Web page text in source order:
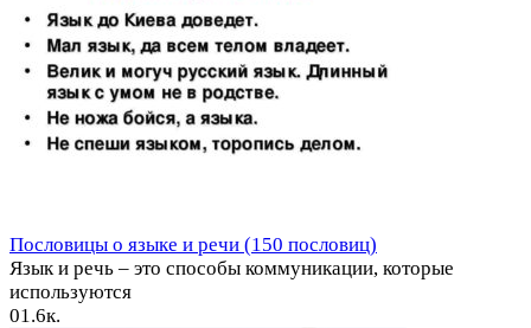
Пословицы о языке и речи (150 пословиц)
Язык и речь – это способы коммуникации, которые
используются
01.6к.